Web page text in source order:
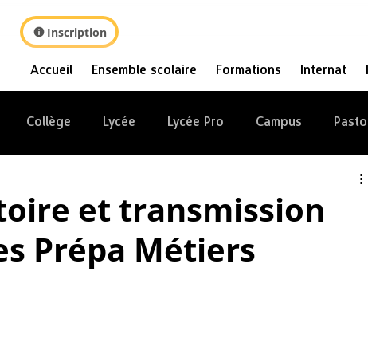
Inscription
Accueil Ensemble scolaire Formations Internat
Collège Lycée Lycée Pro Campus
et transmission
Prépa Métiers